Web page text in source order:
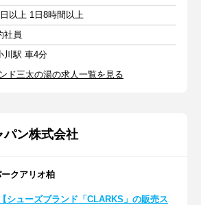
以上 1日8時間以上
社員
川駅 車4分
ド三太の湯の求人一覧を見る
パン株式会社
クアリオ柏
【シューズブランド「CLARKS」の販売ス